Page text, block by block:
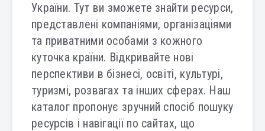
України. Тут ви зможете знайти ресурси,
представлені компаніями, організаціями
та приватними особами з кожного
куточка країни. Відкривайте нові
перспективи в бізнесі, освіті, культурі,
туризмі, розвагах та інших сферах. Наш
каталог пропонує зручний спосіб пошуку
ресурсів і навігації по сайтах, що